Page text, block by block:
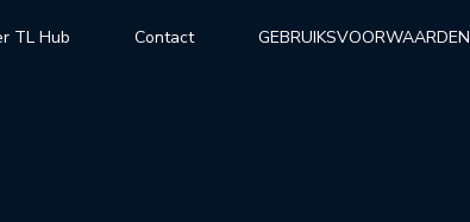
TL Hub Contact GEBRUIKSVOORWAARDEN